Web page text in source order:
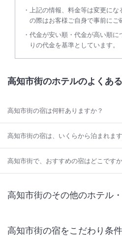
上記の情報、料金等は変更に
の際はお客様ご自身で事前にご
代金が安い順・代金が高い順に
りの代金を基準としています。
高知市街のホテルのよくあ
高知市街の宿は何軒ありますか？
高知市街の宿は、いくらから泊まれま
高知市街で、おすすめの宿はどこです
高知市街のその他のホテル
高知市街の宿をこだわり条